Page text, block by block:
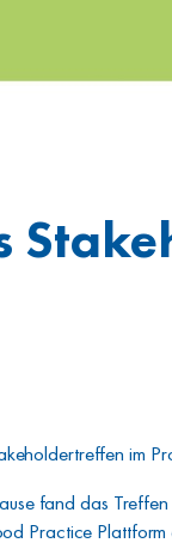
im
fand das
Practice Plattform